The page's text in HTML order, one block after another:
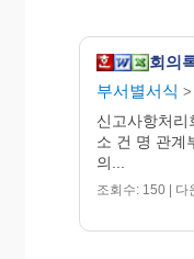
참 석 자
소 속: 직
회의
부서별서식 >
신고사항처
소 건 명 관계
의...
조회수: 150 | 다